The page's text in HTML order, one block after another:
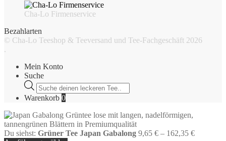
Cha-Lo Firmenservice
Bezahlarten
© Cha-Lo Teeshop & Teeversand und Tee-Fachgeschäft 2026
.
Mein Konto
Suche
Products
search
Warenkorb 0
Du siehst: Grüner Tee Japan Gabalong 9,65 € – 162,35 €